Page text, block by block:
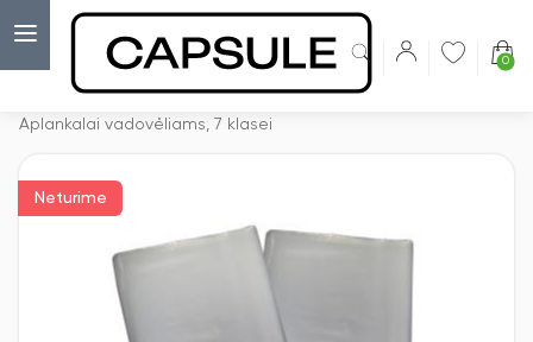
0
Aplankalai vadovėliams, 7 klasei
Neturime